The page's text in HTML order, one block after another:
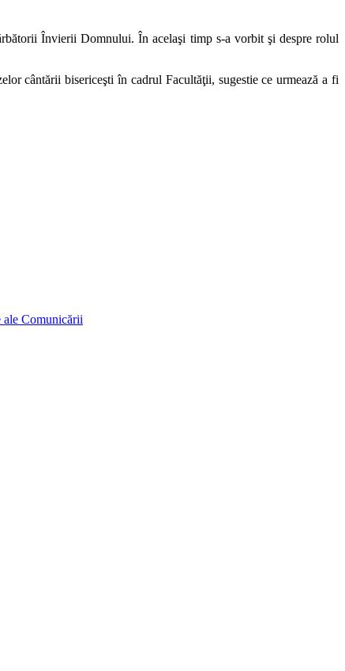
Învierii Domnului. În acelaşi timp s-a vorbit şi despre rolul
cântării bisericeşti în cadrul Facultăţii, sugestie ce urmează a fi
ale Comunicării